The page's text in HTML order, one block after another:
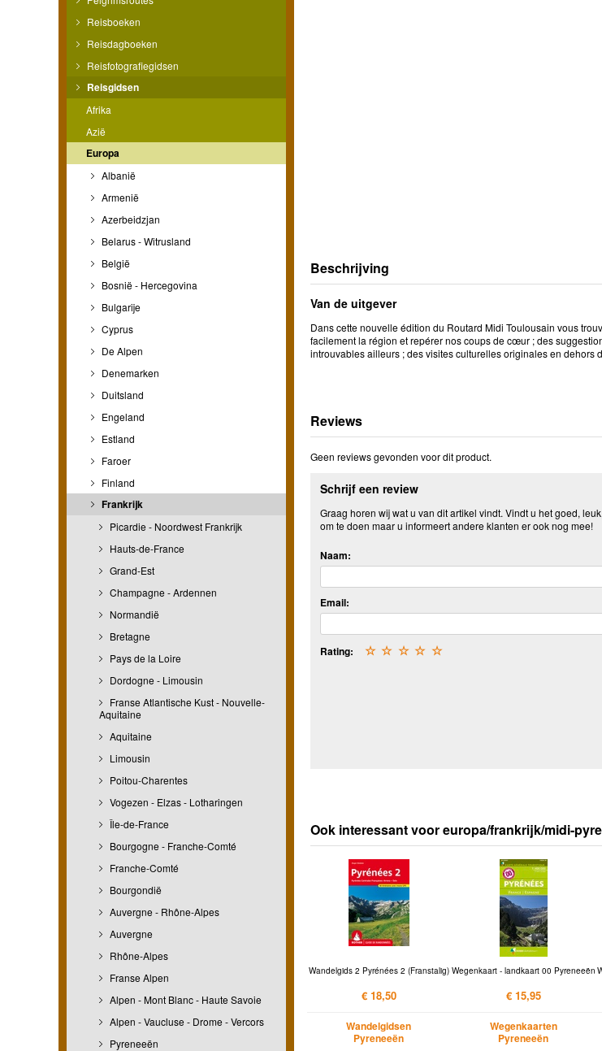
Reisboeken
Reisdagboeken
Reisfotografiegidsen
Reisgidsen
Afrika
Azië
Europa
Albanië
Armenië
Azerbeidzjan
Belarus - Witrusland
België
Bosnië - Hercegovina
Bulgarije
Cyprus
De Alpen
Denemarken
Duitsland
Engeland
Estland
Faroer
Finland
Frankrijk
Picardie - Noordwest Frankrijk
Hauts-de-France
Grand-Est
Champagne - Ardennen
Normandië
Bretagne
Pays de la Loire
Dordogne - Limousin
Franse Atlantische Kust - Nouvelle-
Aquitaine
Aquitaine
Limousin
Poitou-Charentes
Vogezen - Elzas - Lotharingen
Île-de-France
Bourgogne - Franche-Comté
Franche-Comté
Bourgondië
Auvergne - Rhône-Alpes
Auvergne
Rhône-Alpes
Franse Alpen
Alpen - Mont Blanc - Haute Savoie
Alpen - Vaucluse - Drome - Vercors
Pyreneeën
Beschrijving
Van de uitgever
Dans cette nouvelle édition du Routard Midi Toulousain vous
facilement la région et repérer nos coups de cœur ; des
introuvables ailleurs ; des visites culturelles originales en dehors
Reviews
Geen reviews gevonden voor dit product.
Schrijf een review
Graag horen wij wat u van dit artikel vindt. Vindt u het goed,
om te doen maar u informeert andere klanten er ook nog mee!
Naam:
Email:
Rating: ☆
☆
☆
☆
☆
Ook interessant voor europa/frankrijk/midi-
Wandelgids 2 Pyrénées 2 (Franstalig)
€ 18,50
Wandelgidsen
Pyreneeën
Wegenkaart - landkaart 00 Pyreneeën
€ 15,95
Wegenkaarten
Pyreneeën